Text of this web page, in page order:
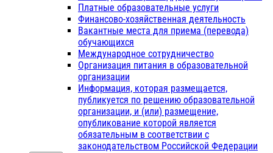
Платные образовательные услуги
Финансово-хозяйственная деятельность
Вакантные места для приема (перевода)
обучающихся
Международное сотрудничество
Организация питания в образовательной
организации
Информация, которая размещается,
публикуется по решению образовательной
организации, и (или) размещение,
опубликование которой является
обязательным в соответствии с
законодательством Российской Федерации